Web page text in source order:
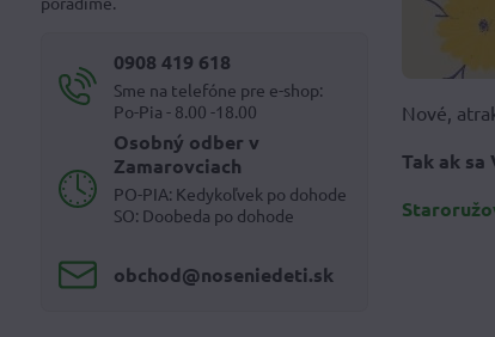
Nové,
Tak ak
0908 419 618
Sme na telefóne pre e-shop:
Po-Pia - 8.00 -18.00
Osobný odber v
Zamarovciach
PO-PIA: Kedykoľvek po dohode
SO: Doobeda po dohode
obchod​@noseniedeti​.sk